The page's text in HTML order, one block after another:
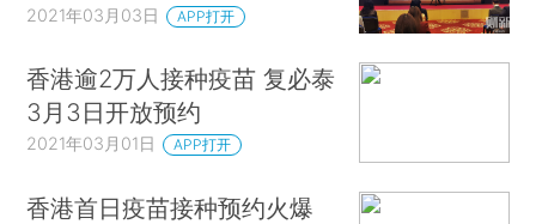
2021年03月03日 APP打开
香港逾2万人接种疫苗 复必泰
3月3日开放预约
2021年03月01日 APP打开
香港首日疫苗接种预约火爆